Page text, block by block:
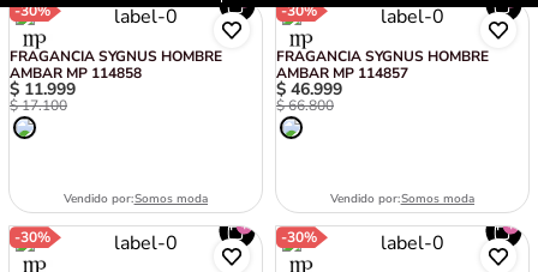
-30%
FRAGANCIA SYGNUS HOMBRE
AMBAR MP 114858
$ 11.999
$17.100
Vendido por:Somos moda
-30%
FRAGANCIA SYGNUS HOMBRE
AMBAR MP 114857
$ 46.999
$66.800
Vendido por:Somos moda
-30% -30%